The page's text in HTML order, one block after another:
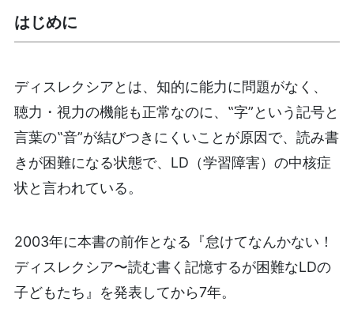
はじめに
ディスレクシアとは、知的に能力に問題がなく、
聴力・視力の機能も正常なのに、‟字”という記号と
言葉の‟音”が結びつきにくいことが原因で、読み書
きが困難になる状態で、LD（学習障害）の中核症
状と言われている。
2003年に本書の前作となる『怠けてなんかない！
ディスレクシア〜読む書く記憶するが困難なLDの
子どもたち』を発表してから7年。